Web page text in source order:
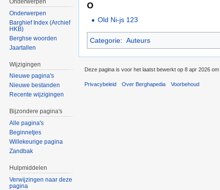
O
Old Ni-js 123
Categorie: Auteurs
Onderwerpen
Barghief Index (Archief
HKB)
Berghse woorden
Jaartallen
Wijzigingen
Nieuwe pagina's
Nieuwe bestanden
Recente wijzigingen
Bijzondere pagina's
Alle pagina's
Beginnetjes
Willekeurige pagina
Zandbak
Hulpmiddelen
Verwijzingen naar deze
pagina
Deze pagina is voor het laatst bewerkt op 8 apr 2026 om
Privacybeleid Over Berghapedia Voorbehoud